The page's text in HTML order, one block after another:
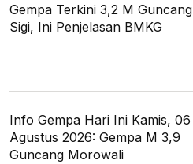
Gempa Terkini 3,2 M Guncang
Sigi, Ini Penjelasan BMKG
Info Gempa Hari Ini Kamis, 06
Agustus 2026: Gempa M 3,9
Guncang Morowali